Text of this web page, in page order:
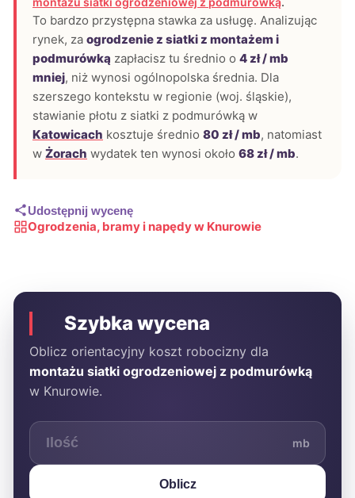
To bardzo przystępna stawka za usługę. Analizując
rynek, za ogrodzenie z siatki z montażem i
podmurówką zapłacisz tu średnio o 4 zł / mb
mniej, niż wynosi ogólnopolska średnia. Dla
szerszego kontekstu w regionie (woj. śląskie),
stawianie płotu z siatki z podmurówką w
Katowicach kosztuje średnio 80 zł / mb, natomiast
w Żorach wydatek ten wynosi około 68 zł / mb.
Udostępnij wycenę
Ogrodzenia, bramy i napędy w Knurowie
Szybka wycena
Oblicz orientacyjny koszt robocizny dla
montażu siatki ogrodzeniowej z podmurówką
w Knurowie.
mb
Oblicz